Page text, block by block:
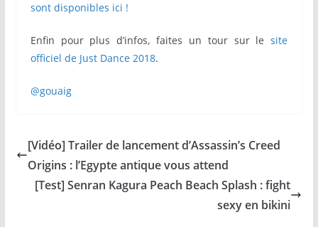
sont disponibles ici !
Enfin pour plus d’infos, faites un tour sur lesite
officiel de Just Dance 2018.
@gouaig
[Vidéo] Trailer de lancement d’Assassin’s Creed
Origins : l’Egypte antique vous attend
[Test] Senran Kagura Peach Beach Splash : fight
sexy en bikini